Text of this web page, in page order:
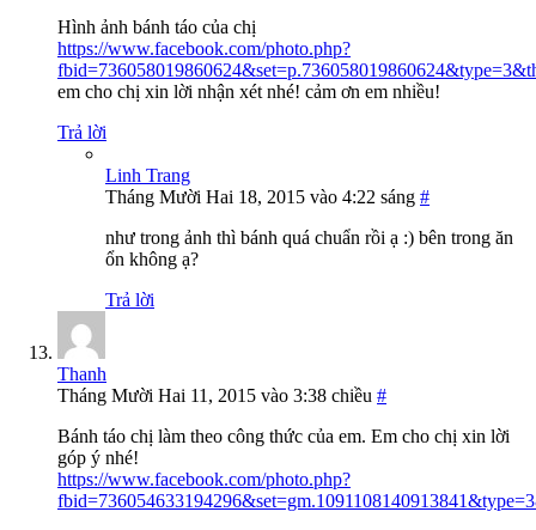
Hình ảnh bánh táo của chị
https://www.facebook.com/photo.php?
em cho chị xin lời nhận xét nhé! cảm ơn em nhiều!
Trả lời
Linh Trang
Tháng Mười Hai 18, 2015 vào 4:22 sáng #
như trong ảnh thì bánh quá chuẩn rồi ạ :) bên trong ăn
ổn không ạ?
Trả lời
Thanh
Tháng Mười Hai 11, 2015 vào 3:38 chiều #
Bánh táo chị làm theo công thức của em. Em cho chị xin lời
góp ý nhé!
https://www.facebook.com/photo.php?